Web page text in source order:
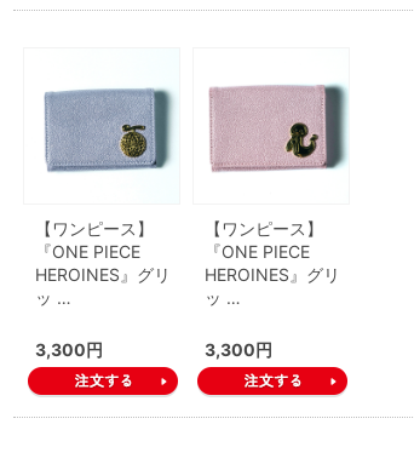
【ワンピース】
『ONE PIECE
HEROINES』グリ
ッ …
3,300円
【ワンピース】
『ONE PIECE
HEROINES』グリ
ッ …
3,300円